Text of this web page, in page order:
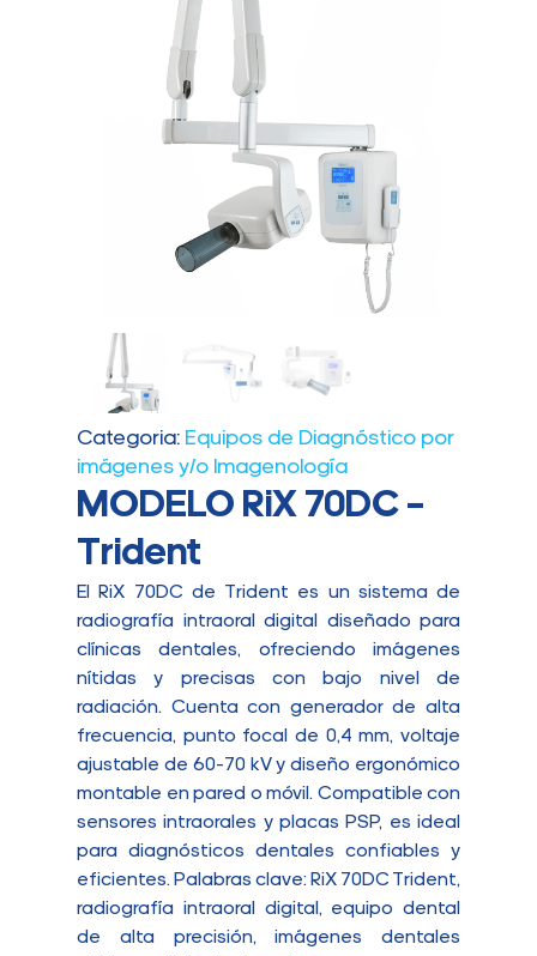
Categoria: Equipos de Diagnóstico por
imágenes y/o Imagenología
MODELO RiX 70DC –
Trident
El RiX 70DC de Trident es un sistema de
radiografía intraoral digital diseñado para
clínicas dentales, ofreciendo imágenes
nítidas y precisas con bajo nivel de
radiación. Cuenta con generador de alta
frecuencia, punto focal de 0,4 mm, voltaje
ajustable de 60-70 kV y diseño ergonómico
montable en pared o móvil. Compatible con
sensores intraorales y placas PSP, es ideal
para diagnósticos dentales confiables y
eficientes. Palabras clave: RiX 70DC Trident,
radiografía intraoral digital, equipo dental
de alta precisión, imágenes dentales